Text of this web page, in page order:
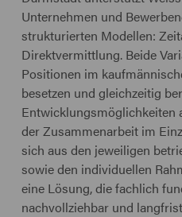
Unternehmen und
strukturierten Modellen:
Direktvermittlung. Beide
Positionen im
besetzen und gleichzeitig
Entwicklungsmöglichkeiten
der Zusammenarbeit im
sich aus den jeweiligen
sowie den individuellen
eine Lösung, die fachlich
nachvollziehbar und